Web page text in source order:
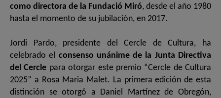
como directora de la Fundació Miró, desde el año 1980
hasta el momento de su jubilación, en 2017.
Jordi Pardo, presidente del Cercle de Cultura, ha
celebrado el consenso unánime de la Junta Directiva
del Cercle para otorgar este premio “Cercle de Cultura
2025” a Rosa Maria Malet. La primera edición de esta
distinción se otorgó a Daniel Martínez de Obregón,